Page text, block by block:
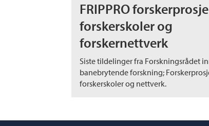
FRIPPRO
forskerskoler og
forskernettverk
Siste tildelinger fra Forskningsrådet
banebrytende forskning;
forskerskoler og nettverk.